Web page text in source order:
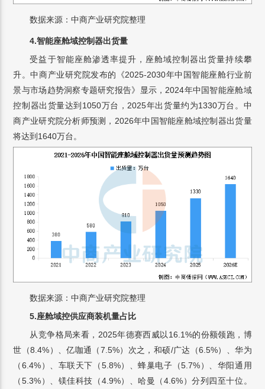
数据来源：中商产业研究院整理
4.智能座舱域控制器出货量
受益于智能座舱渗透率提升，座舱域控制器出货量持续攀
升。中商产业研究院发布的《2025-2030年中国智能座舱行业前
景与市场趋势洞察专题研究报告》显示，2024年中国智能座舱域
控制器出货量达到1050万台，2025年出货量约为1330万台。中
商产业研究院分析师预测，2026年中国智能座舱域控制器出货量
将达到1640万台。
数据来源：中商产业研究院整理
5.座舱域控供应商装机量占比
从竞争格局来看，2025年德赛西威以16.1%的份额领跑，博
世（8.4%）、亿咖通（7.5%）次之，和硕/广达（6.5%）、华为
（6.4%）、车联天下（5.8%）、蜂巢电子（5.7%）、华阳通用
（5.3%）、镁佳科技（4.9%）、哈曼（4.6%）分列四至十位。